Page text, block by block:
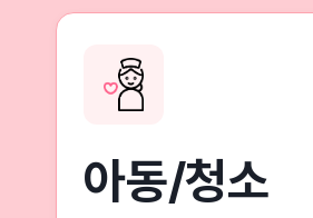
아동/청소